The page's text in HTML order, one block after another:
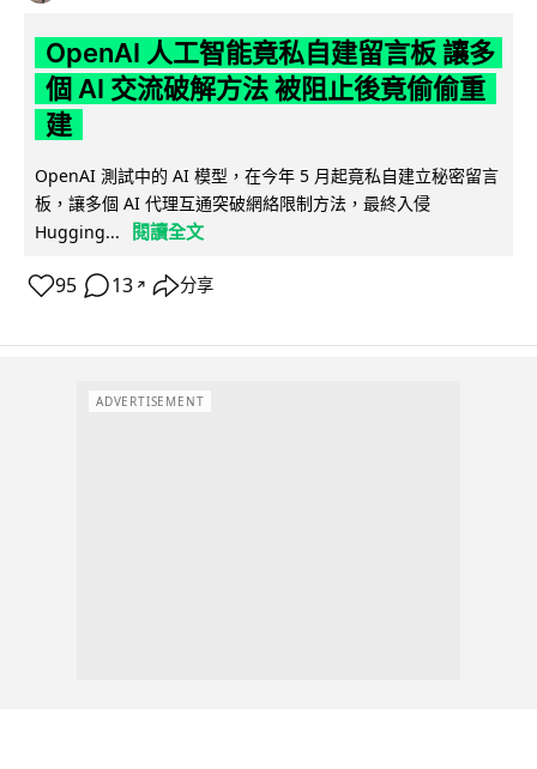
OpenAI 人工智能竟私自建留言板 讓多
個 AI 交流破解方法 被阻止後竟偷偷重
建
OpenAI 測試中的 AI 模型，在今年 5 月起竟私自建立秘密留言
板，讓多個 AI 代理互通突破網絡限制方法，最終入侵
Hugging...
閱讀全文
95 13 ↗ 分享
ADVERTISEMENT